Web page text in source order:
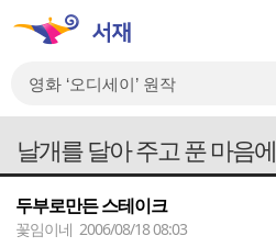
날개를 달아 주고 푼 마음에
두부로만든 스테이크
꽃임이네 2006/08/18 08:03